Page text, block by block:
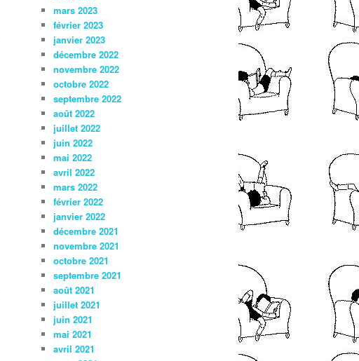
mars 2023
février 2023
janvier 2023
décembre 2022
novembre 2022
octobre 2022
septembre 2022
août 2022
juillet 2022
juin 2022
mai 2022
avril 2022
mars 2022
février 2022
janvier 2022
décembre 2021
novembre 2021
octobre 2021
septembre 2021
août 2021
juillet 2021
juin 2021
mai 2021
avril 2021